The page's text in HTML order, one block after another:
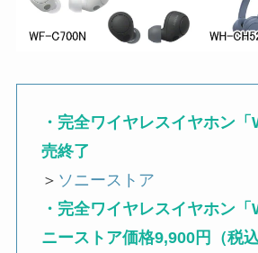
・完全ワイヤレスイヤホン
売終了
＞ ソニーストア
・完全ワイヤレスイヤホン
ニーストア価格9,900円（税込